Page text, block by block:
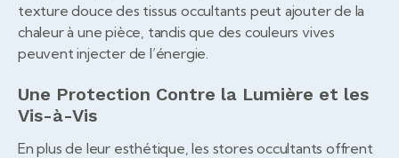
texture douce des tissus occultants peut ajouter de la
chaleur à une pièce, tandis que des couleurs vives
peuvent injecter de l’énergie.
Une Protection Contre la Lumière et les
Vis-à-Vis
En plus de leur esthétique, les stores occultants offrent